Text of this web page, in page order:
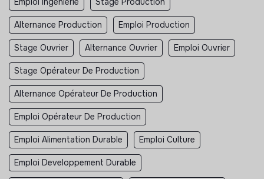
Alternance Production Emploi Production
Stage Ouvrier Alternance Ouvrier Emploi Ouvrier
Stage Opérateur De Production
Alternance Opérateur De Production
Emploi Opérateur De Production
Emploi Alimentation Durable Emploi Culture
Emploi Developpement Durable